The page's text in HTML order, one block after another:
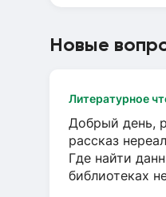
Новые
Литературное
Добрый день,
рассказ
Где найти
библиотеках